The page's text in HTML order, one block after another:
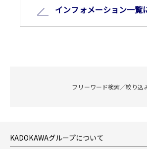
インフォメーション⼀覧
フリーワード検索／絞り込
KADOKAWAグループについて